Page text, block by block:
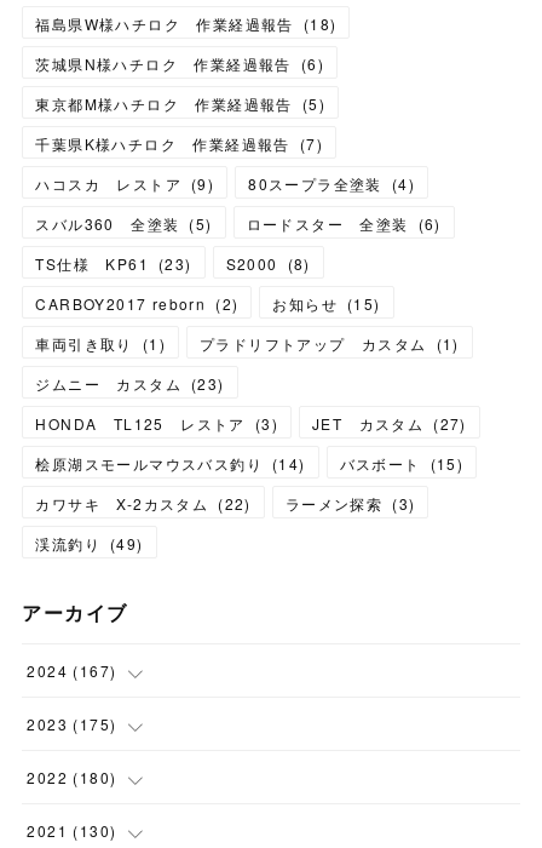
福島県W様ハチロク 作業経過報告
(18)
茨城県N様ハチロク 作業経過報告
(6)
東京都M様ハチロク 作業経過報告
(5)
千葉県K様ハチロク 作業経過報告
(7)
ハコスカ レストア
(9) 80スープラ全塗装 (4)
スバル360 全塗装
(5) ロードスター 全塗装 (6)
TS仕様 KP61
(23) S2000 (8)
CARBOY2017 reborn
(2) お知らせ (15)
車両引き取り
(1 ) プラドリフトアップ カスタム (1)
ジムニー カスタム
(23)
HONDA TL125 レストア
(3) JET カスタム (27)
桧原湖スモールマウスバス釣り
(14) バスボート (15)
カワサキ X-2カスタム
(22) ラーメン探索 (3)
渓流釣り
(49)
アーカイブ
2024 (167)
(11)
(24)
(23)
2023 (175)
(12)
(18)
2022 (180)
(17)
2021 (130)